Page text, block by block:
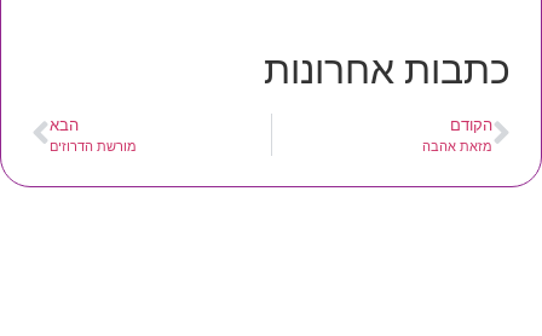
כתבות אחרונות
הקודם
מזאת אהבה
הבא
מורשת הדרוזים